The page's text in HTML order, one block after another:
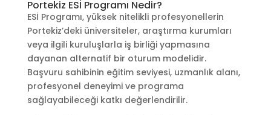
Portekiz ESİ Programı Nedir?
ESİ Programı, yüksek nitelikli profesyonellerin
Portekiz’deki üniversiteler, araştırma kurumları
veya ilgili kuruluşlarla iş birliği yapmasına
dayanan alternatif bir oturum modelidir.
Başvuru sahibinin eğitim seviyesi, uzmanlık alanı,
profesyonel deneyimi ve programa
sağlayabileceği katkı değerlendirilir.